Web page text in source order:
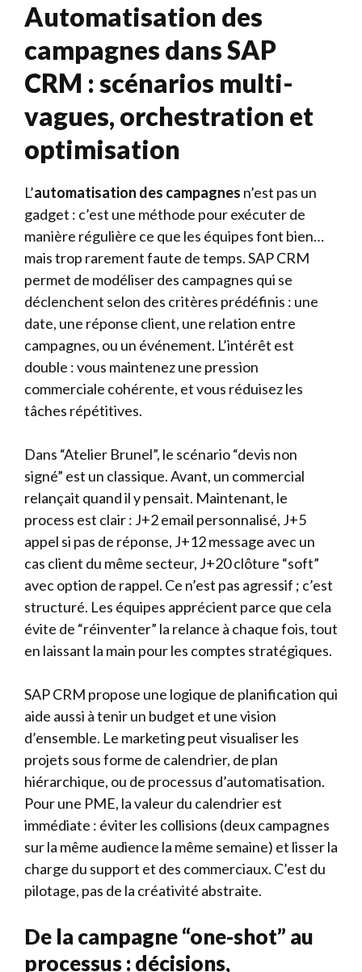
Automatisation des
campagnes dans SAP
CRM : scénarios multi-
vagues, orchestration et
optimisation
L’automatisation des campagnes n’est pas un
gadget : c’est une méthode pour exécuter de
manière régulière ce que les équipes font bien…
mais trop rarement faute de temps. SAP CRM
permet de modéliser des campagnes qui se
déclenchent selon des critères prédéfinis : une
date, une réponse client, une relation entre
campagnes, ou un événement. L’intérêt est
double : vous maintenez une pression
commerciale cohérente, et vous réduisez les
tâches répétitives.
Dans “Atelier Brunel”, le scénario “devis non
signé” est un classique. Avant, un commercial
relançait quand il y pensait. Maintenant, le
process est clair : J+2 email personnalisé, J+5
appel si pas de réponse, J+12 message avec un
cas client du même secteur, J+20 clôture “soft”
avec option de rappel. Ce n’est pas agressif ; c’est
structuré. Les équipes apprécient parce que cela
évite de “réinventer” la relance à chaque fois, tout
en laissant la main pour les comptes stratégiques.
SAP CRM propose une logique de planification qui
aide aussi à tenir un budget et une vision
d’ensemble. Le marketing peut visualiser les
projets sous forme de calendrier, de plan
hiérarchique, ou de processus d’automatisation.
Pour une PME, la valeur du calendrier est
immédiate : éviter les collisions (deux campagnes
sur la même audience la même semaine) et lisser la
charge du support et des commerciaux. C’est du
pilotage, pas de la créativité abstraite.
De la campagne “one-shot” au
processus : décisions,